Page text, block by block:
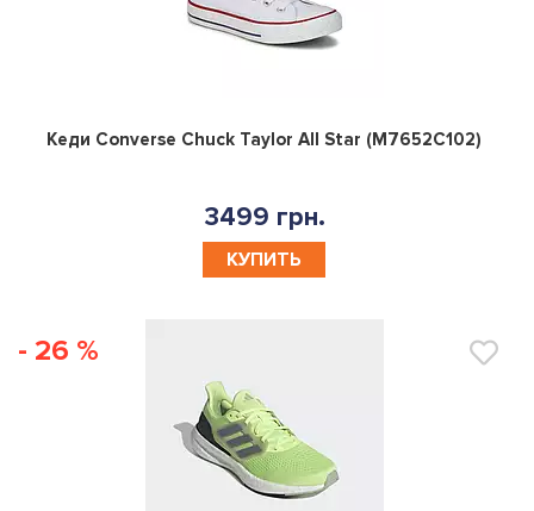
0
Кеди Converse Chuck Taylor All Star (M7652C102)
3499 грн.
КУПИТЬ
- 26 %